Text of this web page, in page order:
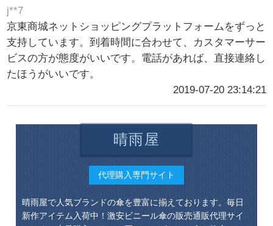
j**7
京東商城ネットショッピングプラットフォームをずっと
支持しています。到着時間に合わせて、カスタマーサー
ビスの方が態度がいいです。電話があれば、直接連絡し
たほうがいいです。
2019-07-20 23:14:21
晴雨屋
代理購入専門サイト
晴雨屋で人気ブランドの傘を豊富に揃えております。毎日
新作アイテム入荷中！激安ビニール傘の販売通販代理サイ